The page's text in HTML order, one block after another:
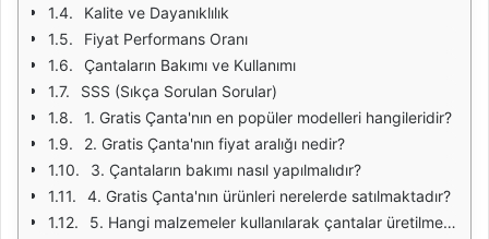
Kalite ve Dayanıklılık
Fiyat Performans Oranı
Çantaların Bakımı ve Kullanımı
SSS (Sıkça Sorulan Sorular)
1. Gratis Çanta'nın en popüler modelleri hangileridir?
2. Gratis Çanta'nın fiyat aralığı nedir?
3. Çantaların bakımı nasıl yapılmalıdır?
4. Gratis Çanta'nın ürünleri nerelerde satılmaktadır?
5. Hangi malzemeler kullanılarak çantalar üretilmektedir?